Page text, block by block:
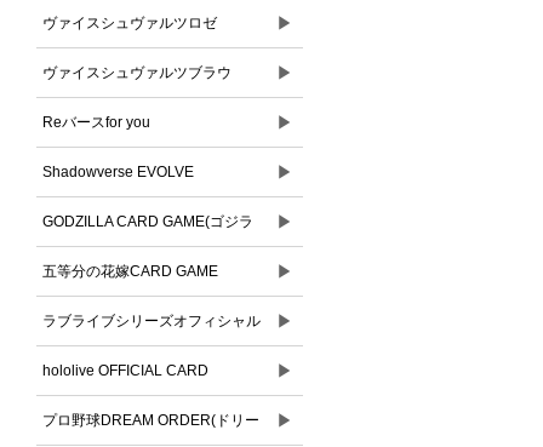
ヴァイスシュヴァルツロゼ ▶
ヴァイスシュヴァルツブラウ ▶
Reバースfor you ▶
Shadowverse EVOLVE ▶
GODZILLA CARD GAME(ゴジラ
カードゲーム)
▶
五等分の花嫁CARD GAME ▶
ラブライブシリーズオフィシャル
カードゲーム
▶
hololive OFFICIAL CARD
GAME(ホロライブオフィシャルカ
▶
プロ野球DREAM ORDER(ドリー ▶